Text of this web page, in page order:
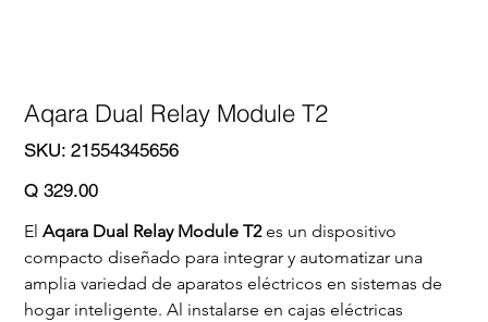
Aqara Dual Relay Module T2
SKU: SKU
21554345656
21554345656
Price
Q 329.00
El Aqara Dual Relay Module T2 es un dispositivo
compacto diseñado para integrar y automatizar una
amplia variedad de aparatos eléctricos en sistemas de
hogar inteligente. Al instalarse en cajas eléctricas